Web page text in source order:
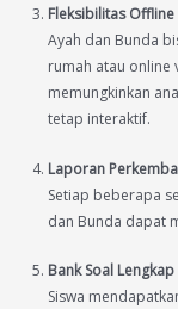
Fleksibilitas
Ayah dan Bunda
rumah atau online
memungkinkan
tetap interaktif.
Laporan
Setiap beberapa
dan Bunda dapat
Bank Soal
Siswa